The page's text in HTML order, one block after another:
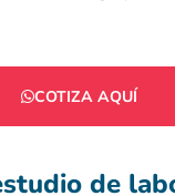
COTIZA AQUÍ
de